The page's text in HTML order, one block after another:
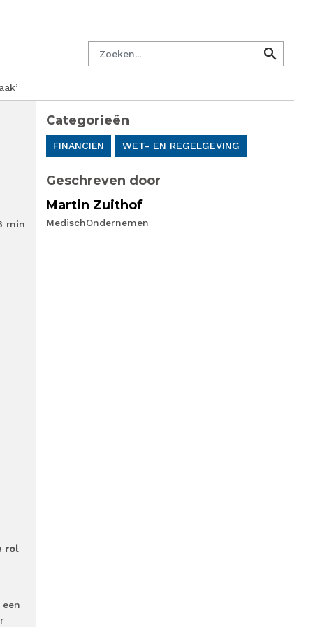
Zoeken
search
search
min
rol
Categorieën
FINANCIËN WET- EN REGELGEVING
Geschreven door
Martin Zuithof
MedischOndernemen